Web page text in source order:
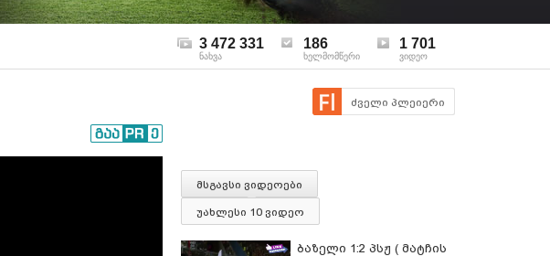
3 472 331
ნახვა
186
ხელმომწერი
1 701
ვიდეო
ძველი პლეიერი
მსგავსი ვიდეოები
უახლესი 10 ვიდეო
ბაზელი 1:2 პსჟ ( მატჩის